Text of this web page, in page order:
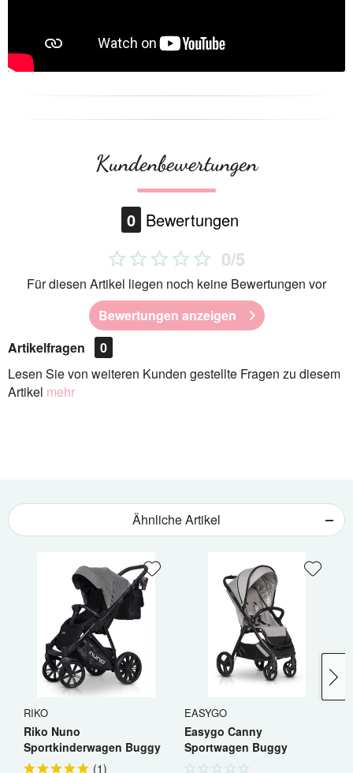
Kundenbewertungen
0 Bewertungen
0/5
Für diesen Artikel liegen noch keine Bewertungen vor
Bewertungen anzeigen
Artikelfragen
0
Lesen Sie von weiteren Kunden gestellte Fragen zu diesem
Artikel mehr
Ähnliche Artikel
RIKO
Riko Nuno
Sportkinderwagen Buggy
Jogger
(1)
EASYGO
Easygo Canny
Sportwagen Buggy